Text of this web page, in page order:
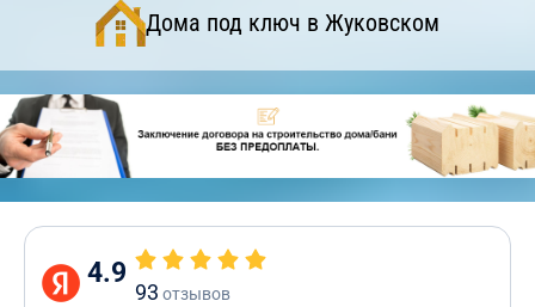
Дома под ключ в Жуковском
4.9
93 отзывов